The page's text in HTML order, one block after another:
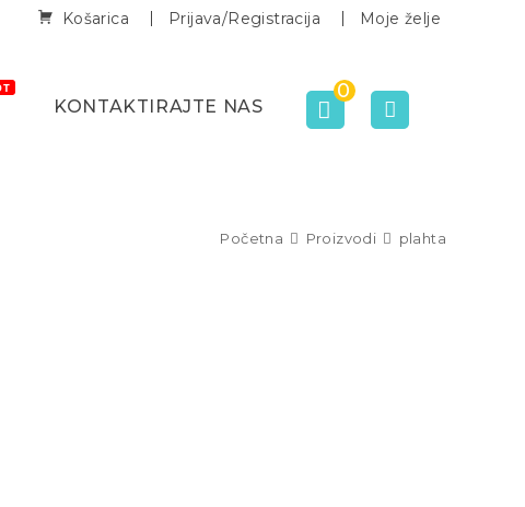
Košarica Prijava/Registracija Moje želje
KONTAKTIRAJTE NAS
0
Početna Proizvodi plahta